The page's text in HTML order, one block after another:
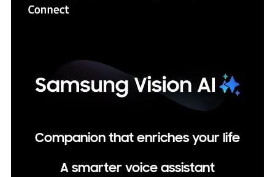
Companion that enriches your life
A smarter voice assistant